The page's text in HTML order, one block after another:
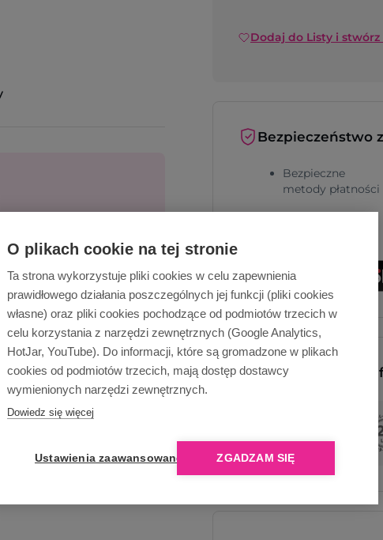
O plikach cookie na tej stronie
Ta strona wykorzystuje pliki cookies w celu zapewnienia
prawidłowego działania poszczególnych jej funkcji (pliki cookies
własne) oraz pliki cookies pochodzące od podmiotów trzecich w
celu korzystania z narzędzi zewnętrznych (Google Analytics,
HotJar, YouTube). Do informacji, które są gromadzone w plikach
cookies od podmiotów trzecich, mają dostęp dostawcy
wymienionych narzędzi zewnętrznych.
Dowiedz się więcej
Ustawienia zaawansowane ZGADZAM SIĘ
Wyślij zapytanie
Dodaj do Listy i
Bezpieczeństwo
Bezpieczne
metody płatności
Dlaczego